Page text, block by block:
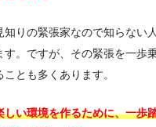
知りの緊張家なので知らない
す。ですが、その緊張を一歩
とも多くあります。
しい環境を作るために、一歩